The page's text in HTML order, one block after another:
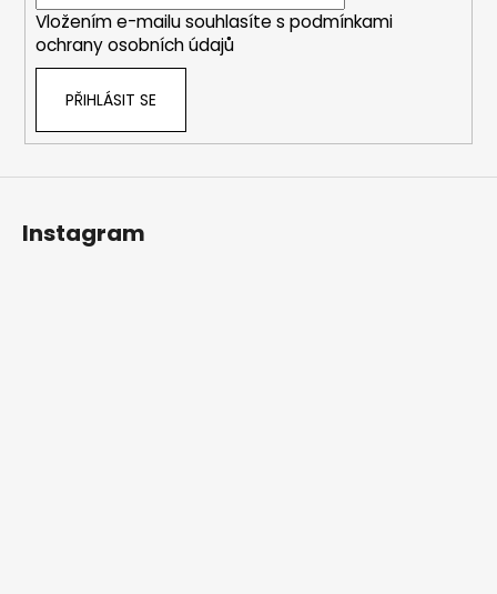
Vložením e-mailu souhlasíte s podmínkami
ochrany osobních údajů
PŘIHLÁSIT SE
Instagram